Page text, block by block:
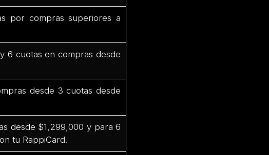
por compras superiores a
6 cuotas en compras desde
desde 3 cuotas desde
desde $1,299,000 y para 6
tu RappiCard.